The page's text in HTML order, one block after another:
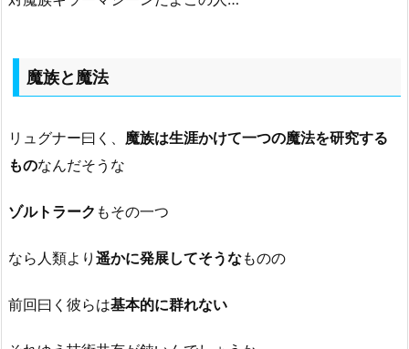
魔族と魔法
リュグナー曰く、 魔族は生涯かけて一つの魔法を研究する
ものなんだそうな
ゾルトラーク もその一つ
なら人類より 遥かに発展してそうなものの
前回曰く彼らは基本的に群れない